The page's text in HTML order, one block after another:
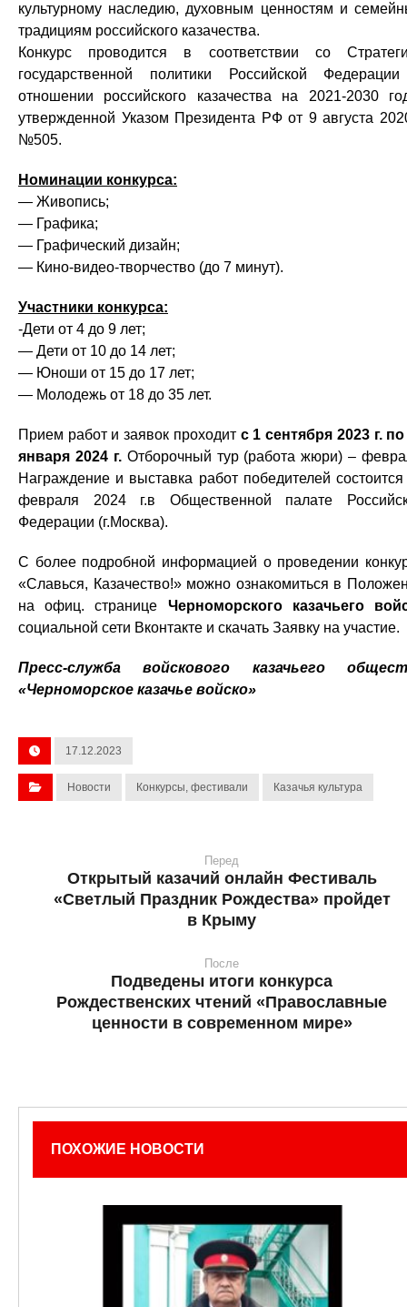
культурному наследию, духовным ценностям и
традициям российского казачества.
Конкурс проводится в соответствии со
государственной политики Российской
отношении российского казачества на 2021-2030
утвержденной Указом Президента РФ от 9 августа
№505.
Номинации конкурса:
— Живопись;
— Графика;
— Графический дизайн;
— Кино-видео-творчество (до 7 минут).
Участники конкурса:
-Дети от 4 до 9 лет;
— Дети от 10 до 14 лет;
— Юноши от 15 до 17 лет;
— Молодежь от 18 до 35 лет.
Прием работ и заявок проходит с 1 сентября 2023 г.
января 2024 г.Отборочный тур (работа жюри) –
Награждение и выставка работ победителей
февраля 2024 г.в Общественной палате
Федерации (г.Москва).
С более подробной информацией о проведении
«Славься, Казачество!» можно ознакомиться в
на офиц. странице Черноморского казачьего
социальной сети Вконтакте и скачать Заявку на участие.
Пресс-служба войскового казачьего
«Черноморское казачье войско»
17.12.2023
Новости Конкурсы, фестивали Казачья культура
Перед
Открытый казачий онлайн Фестиваль
«Светлый Праздник Рождества» пройдет
в Крыму
После
Подведены итоги конкурса
Рождественских чтений «Православные
ценности в современном мире»
ПОХОЖИЕ НОВОСТИ